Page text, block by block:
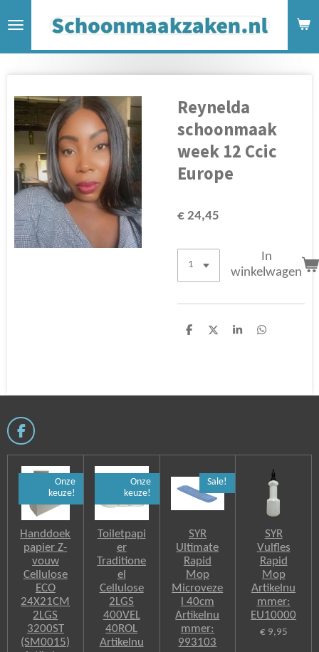
direct
Reynelda
schoonmaak
week 12 Ccic
Europe
€ 24,45
In
winkelwagen
D
D
S
D
F
e
Onze
keuze!
Handdoek
papier Z-
vouw
Cellulose
ECO
24X21CM
2LGS
3200ST
(SM0015)
Onze
keuze!
Toiletpapi
er
Traditione
el
Cellulose
2LGS
400VEL
40ROL
Artikelnu
Sale!
SYR
Ultimate
Rapid
Mop
Microveze
l 40cm
Artikelnu
mmer:
993103
SYR
Vulfles
Rapid
Mop
Artikelnu
mmer:
EU10000
€ 9,95